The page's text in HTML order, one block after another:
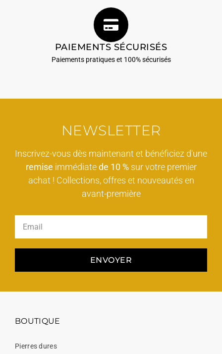
PAIEMENTS SÉCURISÉS
Paiements pratiques et 100% sécurisés
NEWSLETTER
Inscrivez-vous dès maintenant et bénéficiez d'une
remise immédiatede 10 %sur votre premier
achat ! Collections, offres et nouveautés en
avant-première
ENVOYER
BOUTIQUE
Pierres dures